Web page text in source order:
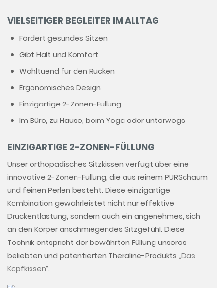
VIELSEITIGER BEGLEITER IM ALLTAG
Fördert gesundes Sitzen
Gibt Halt und Komfort
Wohltuend für den Rücken
Ergonomisches Design
Einzigartige 2-Zonen-Füllung
Im Büro, zu Hause, beim Yoga oder unterwegs
EINZIGARTIGE 2-ZONEN-FÜLLUNG
Unser orthopädisches Sitzkissen verfügt über eine
innovative 2-Zonen-Füllung, die aus reinem PURSchaum
und feinen Perlen besteht. Diese einzigartige
Kombination gewährleistet nicht nur effektive
Druckentlastung, sondern auch ein angenehmes, sich
an den Körper anschmiegendes Sitzgefühl. Diese
Technik entspricht der bewährten Füllung unseres
beliebten und patentierten Theraline-Produkts „Das
Kopfkissen“.